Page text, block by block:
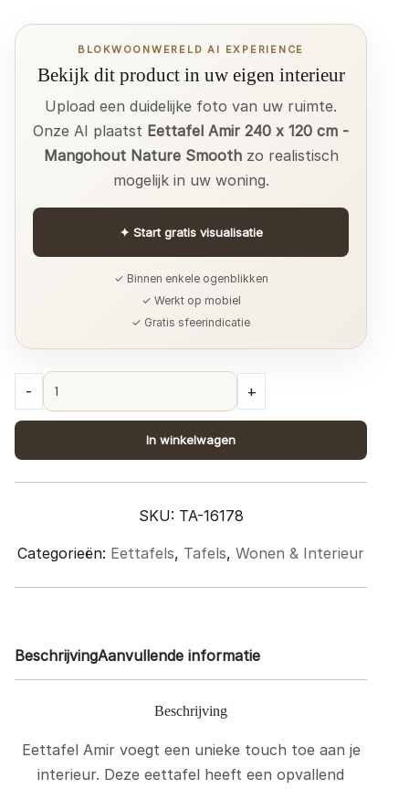
BLOKWOONWERELD AI EXPERIENCE
Bekijk dit product in uw eigen interieur
Upload een duidelijke foto van uw ruimte.
Onze AI plaatst Eettafel Amir 240 x 120 cm -
Mangohout Nature Smoothzo realistisch
mogelijk in uw woning.
✦ Start gratis visualisatie
✓ Binnen enkele ogenblikken
✓ Werkt op mobiel
✓ Gratis sfeerindicatie
x
-
Nature
Smooth
- +
In winkelwagen
SKU: TA-16178
Categorieën: Eettafels, Tafels, Wonen & Interieur
BeschrijvingAanvullende informatie
Beschrijving
Eettafel Amir voegt een unieke touch toe aan je
interieur. Deze eettafel heeft een opvallend